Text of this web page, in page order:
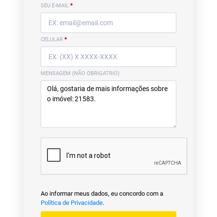
SEU E-MAIL *
CELULAR *
MENSAGEM (NÃO OBRIGATRIO)
Ao informar meus dados, eu concordo com a
Política de Privacidade.